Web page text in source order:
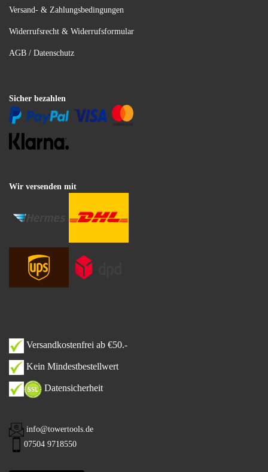
Versand- & Zahlungsbedingungen
Widerrufsrecht & Widerrufsformular
AGB / Datenschutz
Sicher bezahlen
Wir versenden mit
Versandkostenfrei ab €50.-
Kein Mindestbestellwert
Datensicherheit
info@towertools.de
07504 9718550